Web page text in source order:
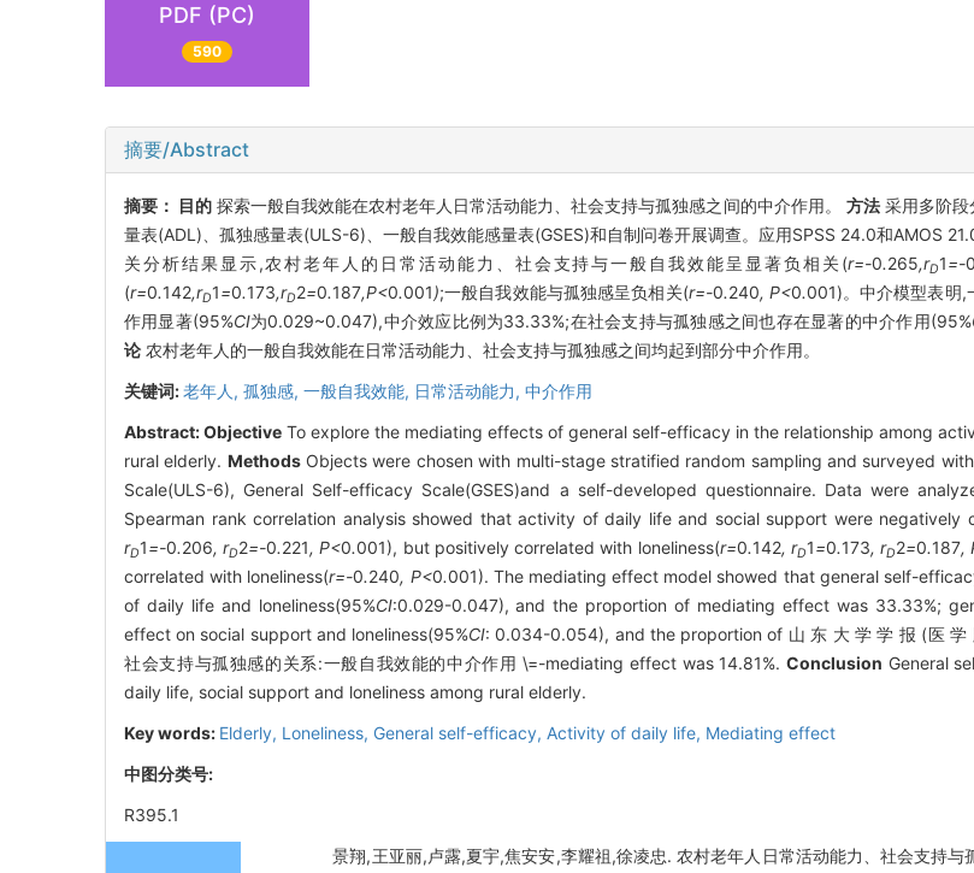
PDF (PC)
590
摘要/Abstract
摘要： 目的 探索一般自我效能在农村老年人日常活动能力、社会支持与孤独感之间的中介作用。 方法采用多阶段
量表(ADL)、孤独感量表(ULS-6)、一般自我效能感量表(GSES)和自制问卷开展调查。应用SPSS 24.0和AMOS
关分析结果显示,农村老年人的日常活动能力、社会支持与一般自我效能呈显著负相关(r=-0.265,rD1=-0
(r=0.142,rD1=0.173,rD2=0.187,P<0.001);一般自我效能与孤独感呈负相关(r=-0.240, P<0.001)。中介模型表明,
作用显著(95%CI为0.029~0.047),中介效应比例为33.33%;在社会支持与孤独感之间也存在显著的中介作用(95%
论 农村老年人的一般自我效能在日常活动能力、社会支持与孤独感之间均起到部分中介作用。
关键词:老年人, 孤独感, 一般自我效能, 日常活动能力, 中介作用
Abstract:Objective To explore the mediating effects of general self-efficacy in the relationship among
rural elderly. MethodsObjects were chosen with multi-stage stratified random sampling and surveyed
Scale(ULS-6), General Self-efficacy Scale(GSES)and a self-developed questionnaire. Data were
Spearman rank correlation analysis showed that activity of daily life and social support were negatively
rD1=-0.206, rD2=-0.221, P<0.001), but positively correlated with loneliness(r=0.142, rD1=0.173, rD2=0.187,
correlated with loneliness(r=-0.240, P<0.001). The mediating effect model showed that general self-
of daily life and loneliness(95%CI:0.029-0.047), and the proportion of mediating effect was 33.33%;
effect on social support and loneliness(95%CI: 0.034-0.054), and the proportion of 山 东 大 学 学 报 (医 学
社会支持与孤独感的关系:一般自我效能的中介作用 \=-mediating effect was 14.81%. Conclusion General
daily life, social support and loneliness among rural elderly.
Key words: Elderly, Loneliness, General self-efficacy, Activity of daily life, Mediating effect
中图分类号:
R395.1
景翔,王亚丽,卢露,夏宇,焦安安,李耀祖,徐凌忠. 农村老年人日常活动能力、社会支持